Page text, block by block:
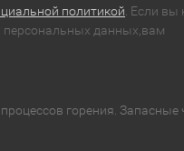
политикой . Если вы
персональных данных,вам
горения. Запасные